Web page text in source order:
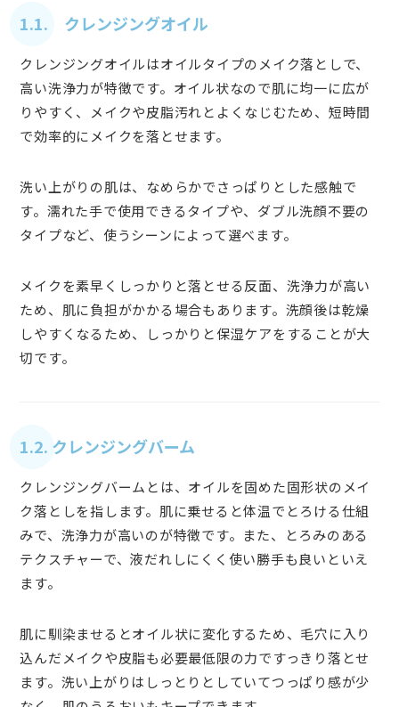
1.1. クレンジングオイル
クレンジングオイルはオイルタイプのメイク落としで、
高い洗浄力が特徴です。オイル状なので肌に均一に広が
りやすく、メイクや皮脂汚れとよくなじむため、短時間
で効率的にメイクを落とせます。
洗い上がりの肌は、なめらかでさっぱりとした感触で
す。濡れた手で使用できるタイプや、ダブル洗顔不要の
タイプなど、使うシーンによって選べます。
メイクを素早くしっかりと落とせる反面、洗浄力が高い
ため、肌に負担がかかる場合もあります。洗顔後は乾燥
しやすくなるため、しっかりと保湿ケアをすることが大
切です。
1.2. クレンジングバーム
クレンジングバームとは、オイルを固めた固形状のメイ
ク落としを指します。肌に乗せると体温でとろける仕組
みで、洗浄力が高いのが特徴です。また、とろみのある
テクスチャーで、液だれしにくく使い勝手も良いといえ
ます。
肌に馴染ませるとオイル状に変化するため、毛穴に入り
込んだメイクや皮脂も必要最低限の力ですっきり落とせ
ます。洗い上がりはしっとりとしていてつっぱり感が少